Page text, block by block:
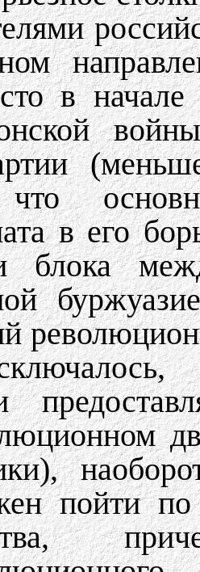
в начале
что
в его
блока
пойти по